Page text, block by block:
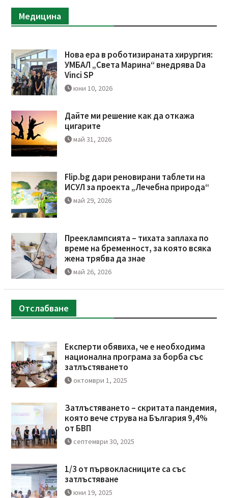
Медицина
Нова ера в роботизираната хирургия:
УМБАЛ „Света Марина“ внедрява Da
Vinci SP
юни 10, 2026
Дайте ми решение как да откажа
цигарите
май 31, 2026
Flip.bg дари реновирани таблети на
ИСУЛ за проекта „Лечебна природа“
май 29, 2026
Прееклампсията – тихата заплаха по
време на бременност, за която всяка
жена трябва да знае
май 26, 2026
Отслабване
Експерти обявиха, че е необходима
национална програма за борба със
затлъстяването
октомври 1, 2025
Затлъстяването – скритата пандемия,
която вече струва на България 9,4%
от БВП
септември 30, 2025
1/3 от първокласниците са със
затлъстяване
юни 19, 2025